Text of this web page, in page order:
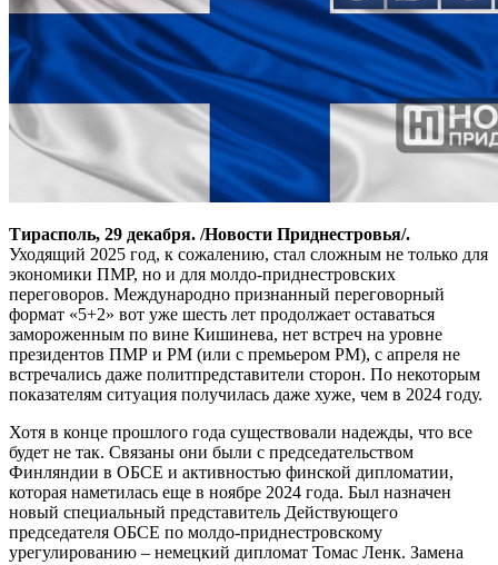
Тирасполь, 29 декабря. /Новости Приднестровья/.
Уходящий 2025 год, к сожалению, стал сложным не только для
экономики ПМР, но и для молдо-приднестровских
переговоров. Международно признанный переговорный
формат «5+2» вот уже шесть лет продолжает оставаться
замороженным по вине Кишинева, нет встреч на уровне
президентов ПМР и РМ (или с премьером РМ), с апреля не
встречались даже политпредставители сторон. По некоторым
показателям ситуация получилась даже хуже, чем в 2024 году.
Хотя в конце прошлого года существовали надежды, что все
будет не так. Связаны они были с председательством
Финляндии в ОБСЕ и активностью финской дипломатии,
которая наметилась еще в ноябре 2024 года. Был назначен
новый специальный представитель Действующего
председателя ОБСЕ по молдо-приднестровскому
урегулированию – немецкий дипломат Томас Ленк. Замена